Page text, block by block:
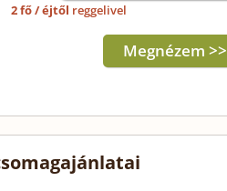
2 fő / éjtől reggelivel
Megnézem >>